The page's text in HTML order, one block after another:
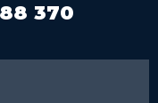
370